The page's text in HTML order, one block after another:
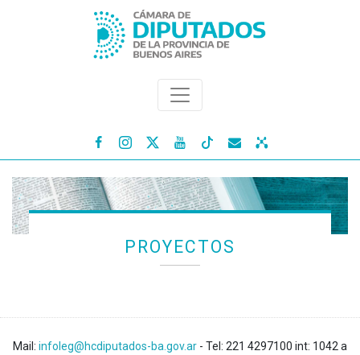
   
PROYECTOS
Mail: infoleg@hcdiputados-ba.gov.ar - Tel: 221 4297100 int: 1042 a